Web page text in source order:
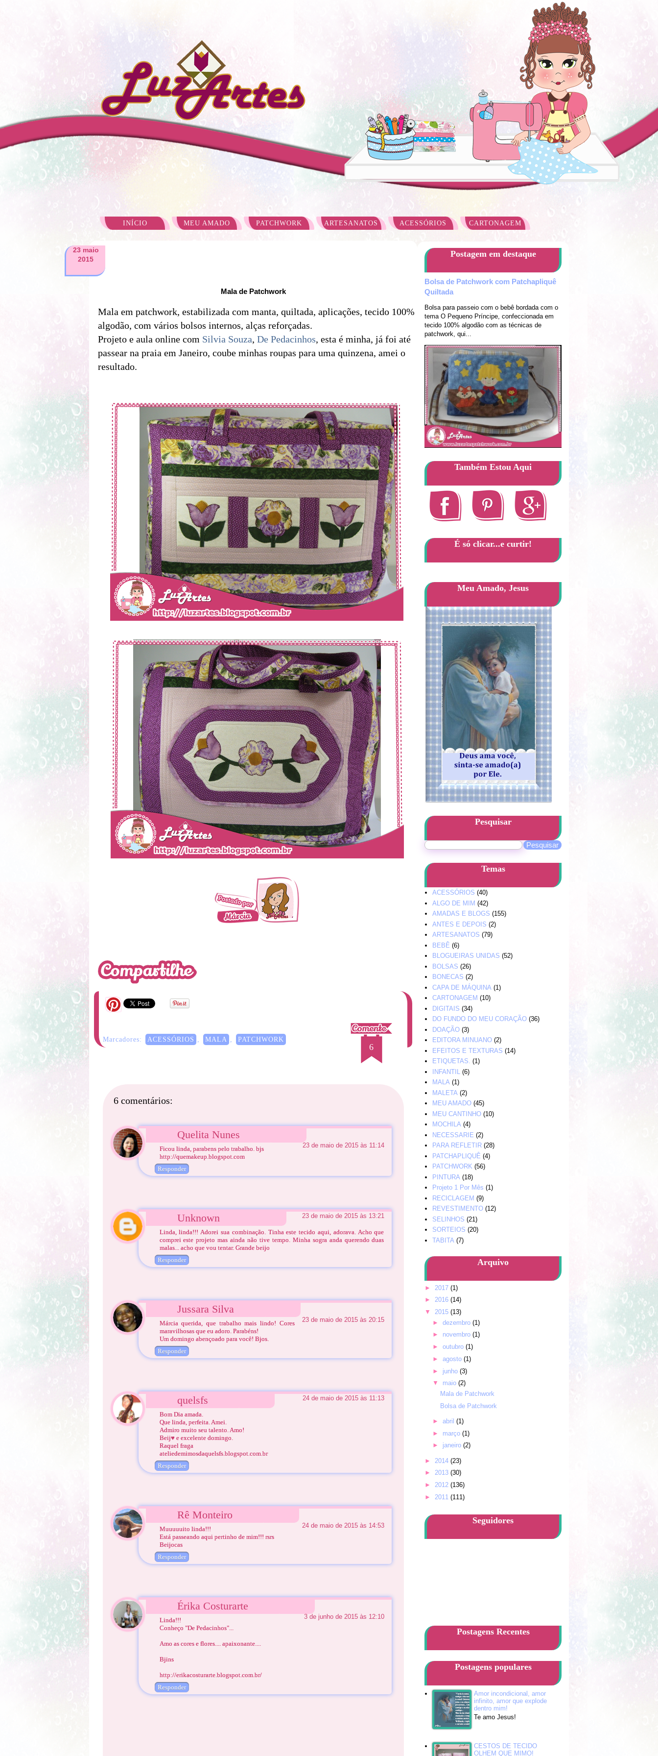
INÍCIO MEU AMADO PATCHWORK ARTESANATOS ACESSÓRIOS CARTONAGEM
23 maio
2015
Mala de Patchwork
Mala em patchwork, estabilizada com manta, quiltada, aplicações, tecido 100%
algodão, com vários bolsos internos, alças reforçadas.
Projeto e aula online com Silvia Souza, De Pedacinhos, esta é minha, já foi até
passear na praia em Janeiro, coube minhas roupas para uma quinzena, amei o
resultado.
6
Marcadores: ACESSÓRIOS , MALA , PATCHWORK
6 comentários:
Quelita Nunes
23 de maio de 2015 às 11:14
Ficou linda, parabens pelo trabalho. bjs
http://quemakeup.blogspot.com
Responder
Unknown 23 de maio de 2015 às 13:21
Linda, linda!!! Adorei sua combinação. Tinha este tecido aqui, adorava. Acho que
comprei este projeto mas ainda não tive tempo. Minha sogra anda querendo duas
malas... acho que vou tentar. Grande beijo
Responder
Jussara Silva
23 de maio de 2015 às 20:15
Márcia querida, que trabalho mais lindo! Cores
maravilhosas que eu adoro. Parabéns!
Um domingo abençoado para você! Bjos.
Responder
quelsfs 24 de maio de 2015 às 11:13
Bom Dia amada.
Que linda, perfeita. Amei.
Admiro muito seu talento. Amo!
Beij♥ e excelente domingo.
Raquel fraga
ateliedemimosdaquelsfs.blogspot.com.br
Responder
Rê Monteiro
24 de maio de 2015 às 14:53
Muuuuuito linda!!!
Está passeando aqui pertinho de mim!!! rsrs
Beijocas
Responder
Érika Costurarte
3 de junho de 2015 às 12:10
Linda!!!
Conheço "De Pedacinhos"...
Amo as cores e flores.... apaixonante....
Bjins
http://erikacosturarte.blogspot.com.br/
Responder
Postagem em destaque
Bolsa de Patchwork com Patchapliquê
Quiltada
Bolsa para passeio com o bebê bordada com o
tema O Pequeno Príncipe, confeccionada em
tecido 100% algodão com as técnicas de
patchwork, qui...
Também Estou Aqui
É só clicar...e curtir!
Meu Amado, Jesus
Pesquisar
Temas
ACESSÓRIOS (40)
ALGO DE MIM (42)
AMADAS E BLOGS (155)
ANTES E DEPOIS (2)
ARTESANATOS (79)
BEBÊ (6)
BLOGUEIRAS UNIDAS (52)
BOLSAS (26)
BONECAS (2)
CAPA DE MÁQUINA (1)
CARTONAGEM (10)
DIGITAIS (34)
DO FUNDO DO MEU CORAÇÃO (36)
DOAÇÃO (3)
EDITORA MINUANO (2)
EFEITOS E TEXTURAS (14)
ETIQUETAS. (1)
INFANTIL
(6)
MALA (1)
MALETA (2)
MEU AMADO (45)
MEU CANTINHO (10)
MOCHILA (4)
NECESSARIE (2)
PARA REFLETIR (28)
PATCHAPLIQUÊ (4)
PATCHWORK (56)
PINTURA (18)
Projeto 1 Por Mês (1)
RECICLAGEM (9)
REVESTIMENTO (12)
SELINHOS (21)
SORTEIOS (20)
TABITA (7)
Arquivo
► 2017 (1)
► 2016 (14)
▼
2015 (13)
► dezembro (1)
► novembro (1)
► outubro (1)
► agosto (1)
► junho (3)
▼
maio (2)
Mala de Patchwork
Bolsa de Patchwork
► abril (1)
► março (1)
► janeiro (2)
► 2014 (23)
► 2013 (30)
► 2012 (136)
► 2011 (111)
Seguidores
Postagens Recentes
Postagens populares
Amor incondicional, amor
infinito, amor que explode
dentro mim!
Te amo Jesus!
CESTOS DE TECIDO
OLHEM QUE MIMO!